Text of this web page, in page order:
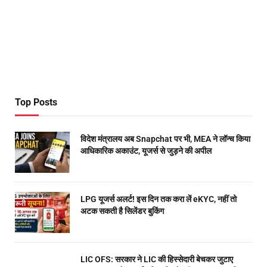
Top Posts
विदेश मंत्रालय अब Snapchat पर भी, MEA ने लॉन्च किया
आधिकारिक अकाउंट, यूजर्स से जुड़ने की अपील
LPG यूजर्स अलर्ट! इस दिन तक करा लें eKYC, नहीं तो
अटक सकती है सिलेंडर बुकिंग
LIC OFS: सरकार ने LIC की हिस्सेदारी बेचकर जुटाए